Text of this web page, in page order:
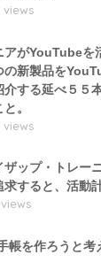
views
アがYouTubeを
の新製品を
介する延べ５５
。
views
ザップ・トレー
求すると、活動
帳を作ろうと考